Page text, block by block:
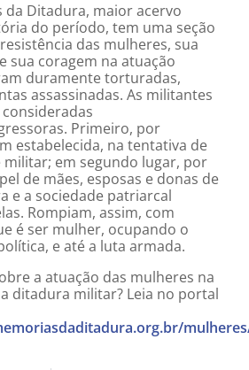
da Ditadura, maior acervo
do período, tem uma seção
das mulheres, sua
sua coragem na atuação
duramente torturadas,
assassinadas. As militantes
Primeiro, por
estabelecida, na tentativa de
em segundo lugar, por
de mães, esposas e donas de
e a sociedade patriarcal
Rompiam, assim, com
é ser mulher, ocupando o
e até a luta armada.
a atuação das mulheres na
ditadura militar? Leia no portal